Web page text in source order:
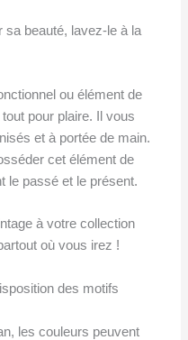
sa beauté, lavez-le à la
ou élément de
pour plaire. Il vous
et à portée de main.
cet élément de
le passé et le présent.
à votre collection
où vous irez !
des motifs
les couleurs peuvent